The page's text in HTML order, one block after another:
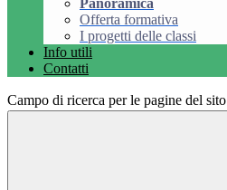
Panoramica
Offerta formativa
I progetti delle classi
Info utili
Contatti
Campo di ricerca per le pagine del sito